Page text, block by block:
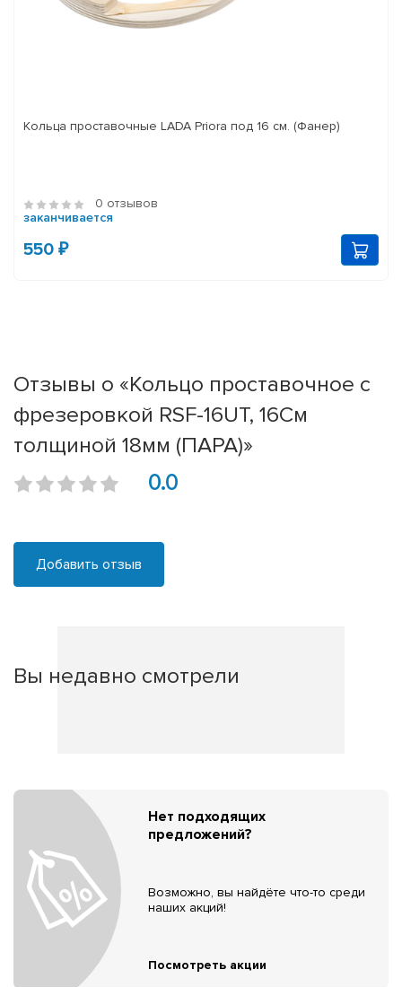
Кольца проставочные LADA Priora под 16 см. (Фанер)
0 отзывов
заканчивается
550 ₽
Отзывы о «Кольцо проставочное с
фрезеровкой RSF-16UT, 16См
толщиной 18мм (ПАРА)»
0.0
Добавить отзыв
Вы недавно смотрели
Нет подходящих
предложений?
Возможно, вы найдёте что-то среди
наших акций!
Посмотреть акции